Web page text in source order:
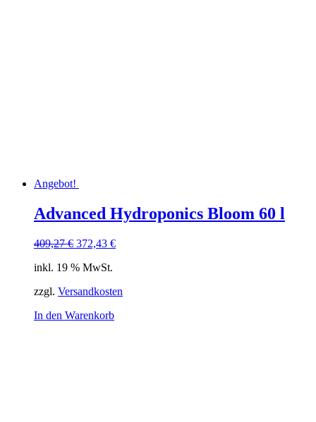
Angebot!
Advanced Hydroponics Bloom 60 l
409,27€ Ursprünglicher
war:
372,43 €Aktueller
inkl. 19 % MwSt.
zzgl. Versandkosten
In den Warenkorb